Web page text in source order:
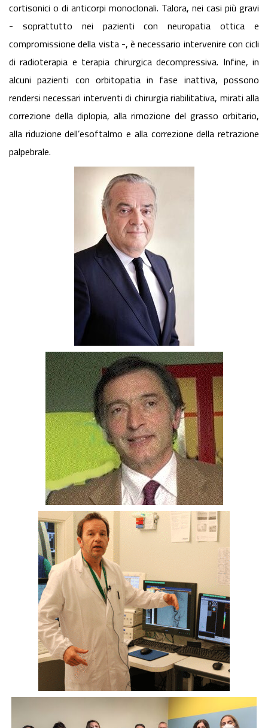
cortisonici o di anticorpi monoclonali. Talora, nei casi più gravi
- soprattutto nei pazienti con neuropatia ottica e
compromissione della vista -, è necessario intervenire con cicli
di radioterapia e terapia chirurgica decompressiva. Infine, in
alcuni pazienti con orbitopatia in fase inattiva, possono
rendersi necessari interventi di chirurgia riabilitativa, mirati alla
correzione della diplopia, alla rimozione del grasso orbitario,
alla riduzione dell’esoftalmo e alla correzione della retrazione
palpebrale.